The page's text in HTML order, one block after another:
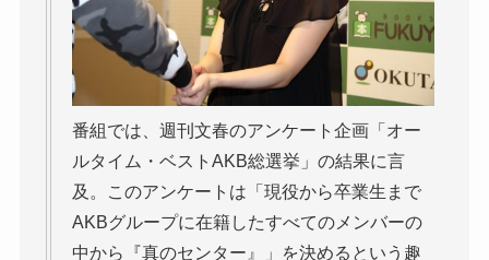
番組では、週刊文春のアンケート企画「オー
ルタイム・ベストAKB総選挙」の結果に言
及。このアンケートは「現役から卒業生まで
AKBグループに在籍したすべてのメンバーの
中から『真のセンター』」を決めるという趣